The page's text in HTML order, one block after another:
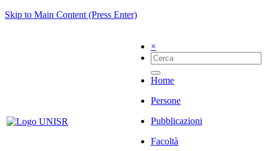
Skip to Main Content (Press Enter)
×
Home
Persone
Pubblicazioni
Facoltà